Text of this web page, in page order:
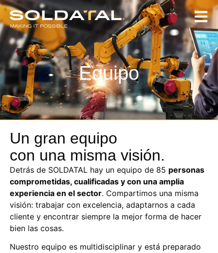
Equipo
Un gran equipo
con una misma visión.
Detrás de SOLDATAL hay un equipo de 85 personas
comprometidas, cualificadas y con una amplia
experiencia en el sector. Compartimos una misma
visión: trabajar con excelencia, adaptarnos a cada
cliente y encontrar siempre la mejor forma de hacer
bien las cosas.
Nuestro equipo es multidisciplinar y está preparado